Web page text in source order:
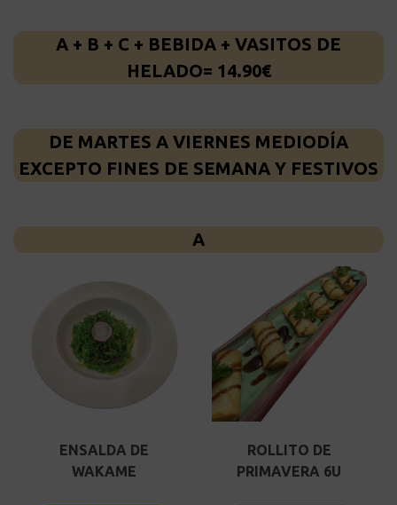
A + B + C + BEBIDA + VASITOS DE
HELADO= 14.90€
DE MARTES A VIERNES MEDIODÍA
EXCEPTO FINES DE SEMANA Y FESTIVOS
A
ENSALDA DE
WAKAME
ROLLITO DE
PRIMAVERA 6U